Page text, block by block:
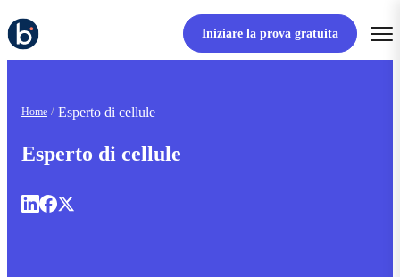
Iniziare la prova gratuita
Home Esperto di cellule
Esperto di cellule